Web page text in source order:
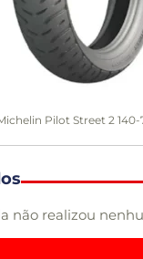
Pilot Street 2 140-
não realizou